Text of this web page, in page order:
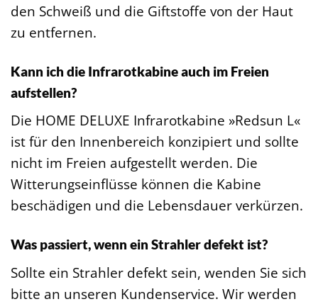
den Schweiß und die Giftstoffe von der Haut
zu entfernen.
Kann ich die Infrarotkabine auch im Freien
aufstellen?
Die HOME DELUXE Infrarotkabine »Redsun L«
ist für den Innenbereich konzipiert und sollte
nicht im Freien aufgestellt werden. Die
Witterungseinflüsse können die Kabine
beschädigen und die Lebensdauer verkürzen.
Was passiert, wenn ein Strahler defekt ist?
Sollte ein Strahler defekt sein, wenden Sie sich
bitte an unseren Kundenservice. Wir werden